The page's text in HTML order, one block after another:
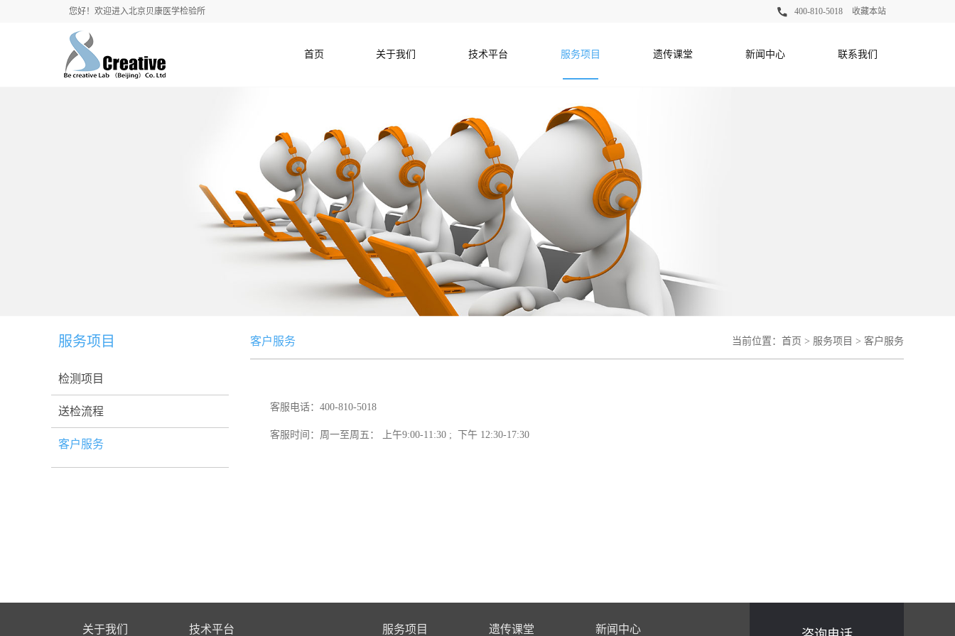
您好！欢迎进入北京贝康医学检验所 400-810-5018 收藏本站
首页 关于我们 技术平台 服务项目 遗传课堂 新闻中心 联系我们
服务项目
检测项目
送检流程
客户服务
客户服务 当前位置： 首页 > 服务项目 > 客户服务
客服电话： 400-810-5018
客服时间：周一至周五： 上午9:00-11:30 ; 下午 12:30-17:30
关于我们 技术平台 服务项目 遗传课堂 新闻中心